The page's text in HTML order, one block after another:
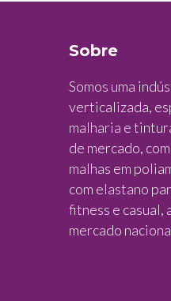
Sobre
Somos uma
verticalizada,
malharia e
de mercado,
malhas em
com elastano
fitness e casual,
mercado